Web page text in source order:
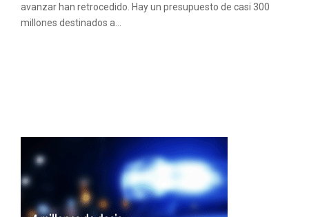
avanzar han retrocedido. Hay un presupuesto de casi 300
millones destinados a...